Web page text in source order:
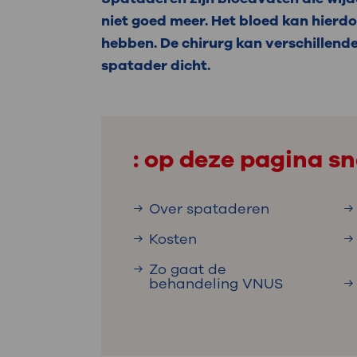
Uw
Uw
Werken
steeds verder uit, zodat u zelf meer
we u sneller helpen.
niet goed meer. Het bloed kan
hebben. De chirurg kan
spatader dicht.
: op deze pagina
Over spataderen
Kosten
Zo gaat de
behandeling VNUS